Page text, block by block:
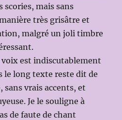
scories, mais sans
très grisâtre et
malgré un joli timbre
est indiscutablement
le long texte reste dit de
vrais accents, et
Je le souligne à
de faute de chant